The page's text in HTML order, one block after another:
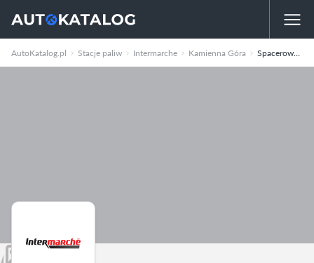
AutoKatalog.pl Stacje paliw Intermarche Kamienna Góra Spacerowa 1a